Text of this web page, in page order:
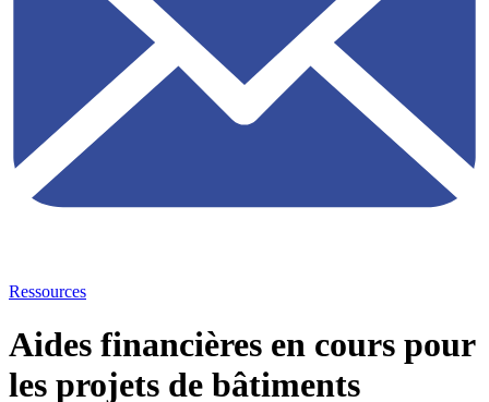
Ressources
Aides financières en cours pour
les projets de bâtiments